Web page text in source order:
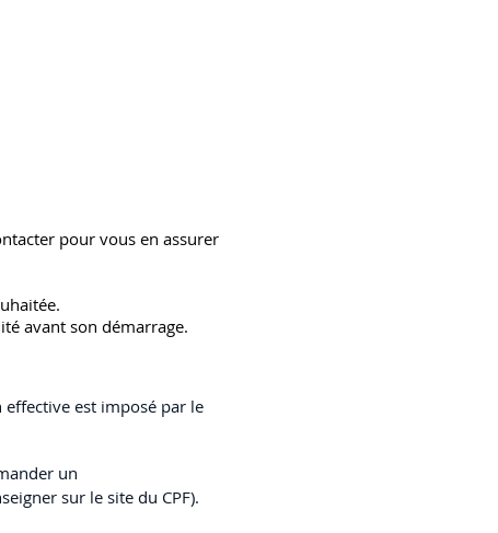
pour vous en assurer
avant son démarrage.
est imposé par le
un
sur le site du CPF).